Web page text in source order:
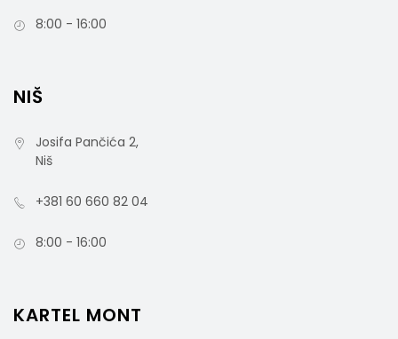
8:00 - 16:00
NIŠ
Josifa Pančića 2,
Niš
+381 60 660 82 04
8:00 - 16:00
KARTEL MONT